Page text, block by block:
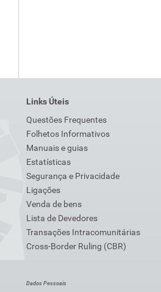
Links Úteis
Questões Frequentes
Folhetos Informativos
Manuais e guias
Estatísticas
Segurança e Privacidade
Ligações
Venda de bens
Lista de Devedores
Transações Intracomunitárias
Cross-Border Ruling (CBR)
Dados Pessoais